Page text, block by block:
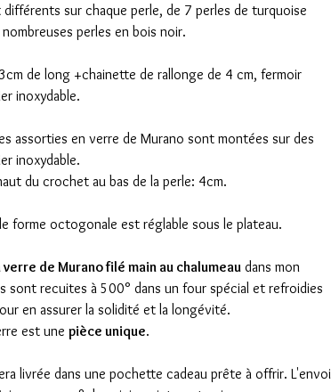
sur chaque perle, de 7 perles de turquoise
perles en bois noir.
de long +chainette de rallonge de 4 cm, fermoir
inoxydable.
assorties en verre de Murano sont montées sur des
inoxydable.
du crochet au bas de la perle: 4cm.
forme octogonale est réglable sous le plateau.
de Murano filé main au chalumeau dans mon
sont recuites à 500° dans un four spécial et refroidies
en assurer la solidité et la longévité.
est une pièce unique.
livrée dans une pochette cadeau prête à offrir. L'envoi